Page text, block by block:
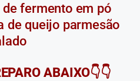
fermento em pó
de queijo parmesão
ABAIXO👇👇